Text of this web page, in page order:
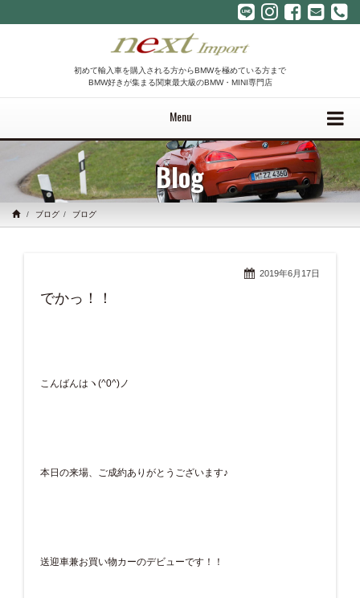
初めて輸入車を購入される方からBMWを極めている方まで
BMW好きが集まる関東最大級のBMW・MINI専門店
Menu
Blog
ブログ ブログ
2019年6月17日
でかっ！！
こんばんはヽ(^0^)ノ
本日の来場、ご成約ありがとうございます♪
送迎車兼お買い物カーのデビューです！！